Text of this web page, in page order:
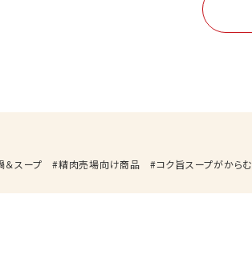
＆スープ 精肉売場向け商品 コク旨スープがからむ